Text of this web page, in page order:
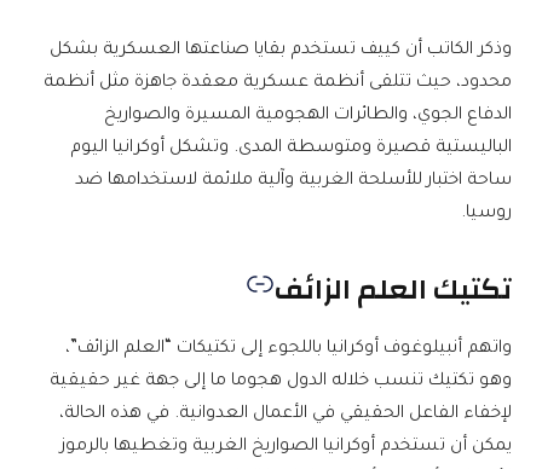
وذكر الكاتب أن كييف تستخدم بقايا صناعتها العسكرية بشكل
محدود، حيث تتلقى أنظمة عسكرية معقدة جاهزة مثل أنظمة
الدفاع الجوي، والطائرات الهجومية المسيرة والصواريخ
الباليستية قصيرة ومتوسطة المدى. وتشكل أوكرانيا اليوم
ساحة اختبار للأسلحة الغربية وآلية ملائمة لاستخدامها ضد
روسيا.
تكتيك العلم الزائف
واتهم أنبيلوغوف أوكرانيا باللجوء إلى تكتيكات “العلم الزائف”،
وهو تكتيك تنسب خلاله الدول هجوما ما إلى جهة غير حقيقية
لإخفاء الفاعل الحقيقي في الأعمال العدوانية. في هذه الحالة،
يمكن أن تستخدم أوكرانيا الصواريخ الغربية وتغطيها بالرموز